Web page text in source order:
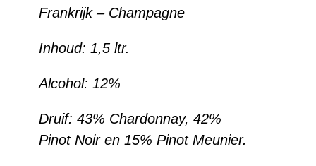
Frankrijk – Champagne
Inhoud: 1,5 ltr.
Alcohol: 12%
Druif: 43% Chardonnay, 42%
Pinot Noir en 15% Pinot Meunier.